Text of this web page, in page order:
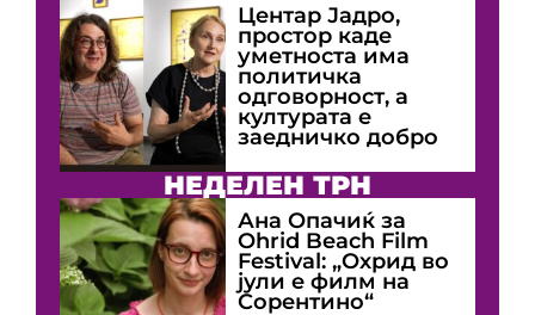
Центар Јадро,
простор каде
уметноста има
политичка
одговорност, а
културата е
заедничко добро
НЕДЕЛЕН ТРН
Ана Опачиќ за
Оhrid Beach Film
Festival: „Охрид во
јули е филм на
Сорентино“